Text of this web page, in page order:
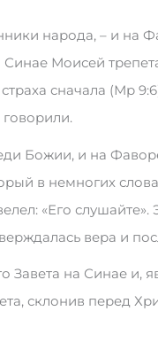
на­ро­да, – и на
Мо­и­сей
сна­ча­ла (Мр
Бо­жии, и на
в не­мно­­гих
«Его
ве­ра и
За­ве­та на Си­нае и,
скло­нив пе­ред